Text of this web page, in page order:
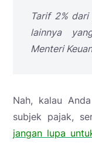
Tarif 2%
lainnya
Menteri
Nah, kalau
subjek pajak,
jangan lupa